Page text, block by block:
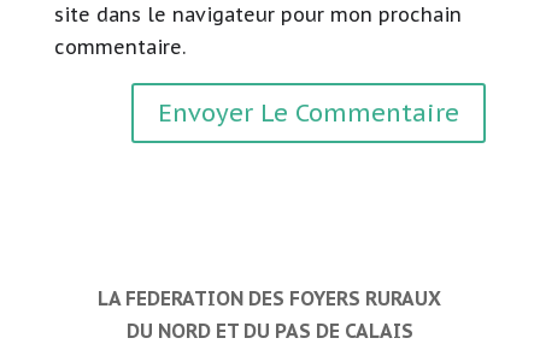
site dans le navigateur pour mon prochain
commentaire.
LA FEDERATION DES FOYERS RURAUX
DU NORD ET DU PAS DE CALAIS